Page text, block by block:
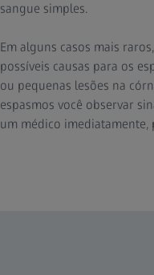
sangue simples.
Em alguns casos mais
possíveis causas para os
ou pequenas lesões na
espasmos você observar
um médico